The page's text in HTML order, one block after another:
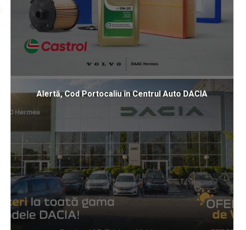
Alertă, Cod Portocaliu în Centrul Auto DACIA